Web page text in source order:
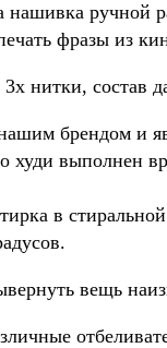
ручной
фразы из
нитки, состав
брендом и
худи выполнен
в
вещь